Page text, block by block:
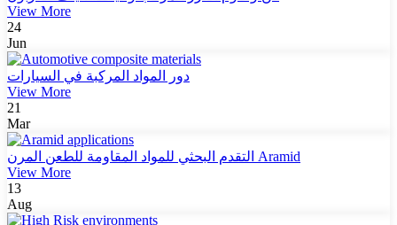
View More
24
Jun
دور المواد المركبة في السيارات
View More
21
Mar
التقدم البحثي للمواد المقاومة للطعن المرن Aramid
View More
13
Aug